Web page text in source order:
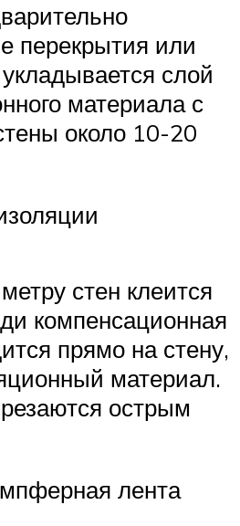
перекрытия или
слой
материала с
около 10-20
стен клеится
компенсационная
прямо на стену,
материал.
острым
лента